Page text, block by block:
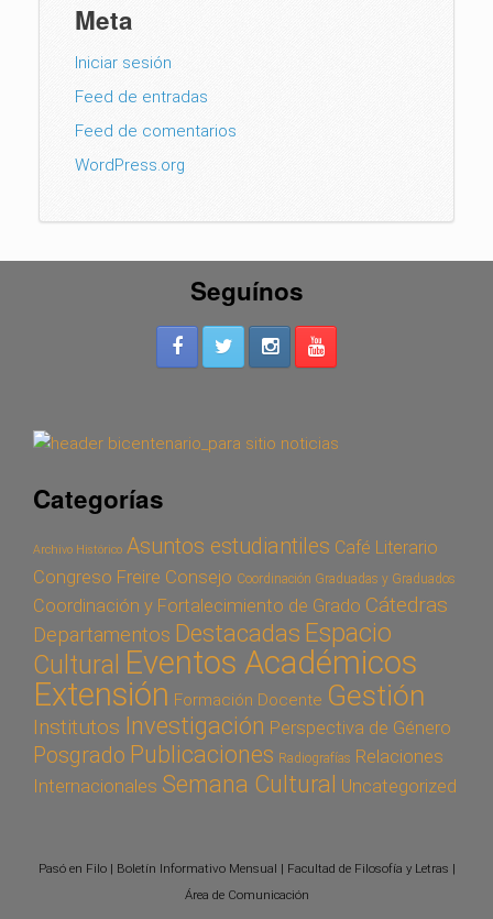
Meta
Iniciar sesión
Feed de entradas
Feed de comentarios
WordPress.org
Seguínos
Categorías
Archivo Histórico Asuntos estudiantiles Café Literario
Congreso Freire Consejo Coordinación Graduadas y Graduados
Coordinación y Fortalecimiento de Grado Cátedras
Departamentos Destacadas Espacio
Cultural Eventos Académicos
Extensión Formación Docente Gestión
Institutos Investigación Perspectiva de Género
Posgrado Publicaciones Radiografías Relaciones
Internacionales Semana Cultural Uncategorized
Pasó en Filo | Boletín Informativo Mensual | Facultad de Filosofía y Letras |
Área de Comunicación